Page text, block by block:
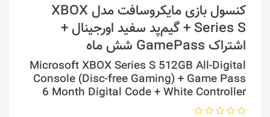
کنسول بازی مایکروسافت مدل XBOX
Series S + گیم‌پد سفید اورجینال +
اشتراک GamePass شش ماه
Microsoft XBOX Series S 512GB All-Digital
Console (Disc-free Gaming) + Game Pass
6 Month Digital Code + White Controller